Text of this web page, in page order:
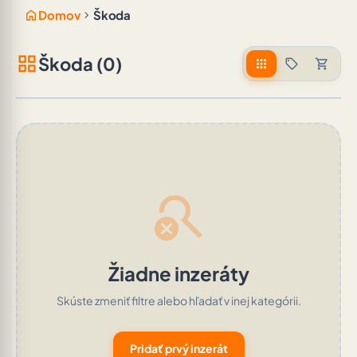
home Domov chevron_right Škoda
grid_viewŠkoda (0) apps sell shopping_cart
search_off
Žiadne inzeráty
Skúste zmeniť filtre alebo hľadať v inej kategórii.
Pridať prvý inzerát